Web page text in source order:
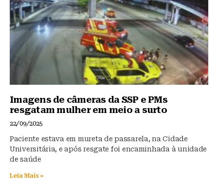
Imagens de câmeras da SSP e PMs
resgatam mulher em meio a surto
22/09/2025
Paciente estava em mureta de passarela, na Cidade
Universitária, e após resgate foi encaminhada à unidade
de saúde
Leia Mais »